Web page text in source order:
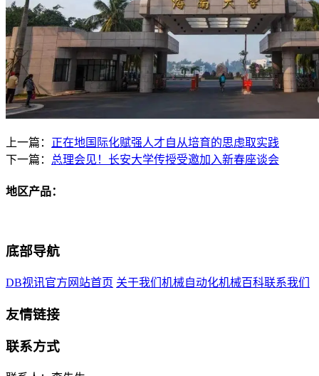
上一篇： 正在地国际化赋强人才自从培育的思虑取实践
下一篇： 总理会见！长安大学传授受邀加入新春座谈会
地区产品：
底部导航
DB视讯官方网站首页 关于我们 机械自动化机械百科联系我们
友情链接
联系方式